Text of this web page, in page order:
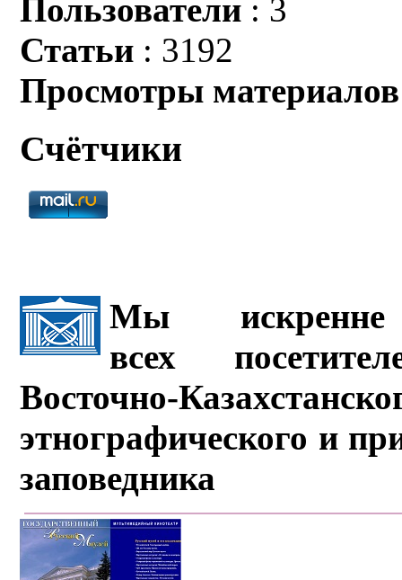
Пользователи : 3
Статьи : 3192
Просмотры материалов
Счётчики
Мы искренне
всех
Восточно-
этнографического и
заповедника